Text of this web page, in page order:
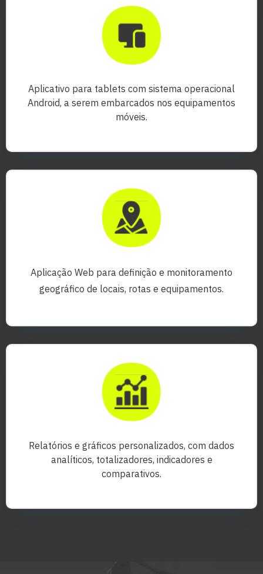
Aplicativo para tablets com sistema operacional
Android, a serem embarcados nos equipamentos
móveis.
Aplicação Web para definição e monitoramento
geográfico de locais, rotas e equipamentos.
Relatórios e gráficos personalizados, com dados
analíticos, totalizadores, indicadores e
comparativos.